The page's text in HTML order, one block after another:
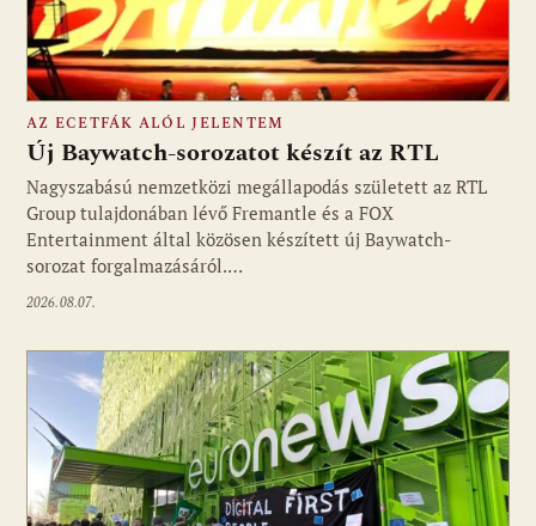
Fotó: media1.hu
AZ ECETFÁK ALÓL JELENTEM
Új Baywatch-sorozatot készít az RTL
Nagyszabású nemzetközi megállapodás született az RTL
Group tulajdonában lévő Fremantle és a FOX
Entertainment által közösen készített új Baywatch-
sorozat forgalmazásáról.…
2026.08.07.